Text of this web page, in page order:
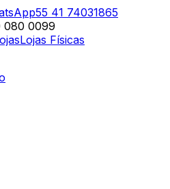
55 41 74031865
080 0099
Lojas Físicas